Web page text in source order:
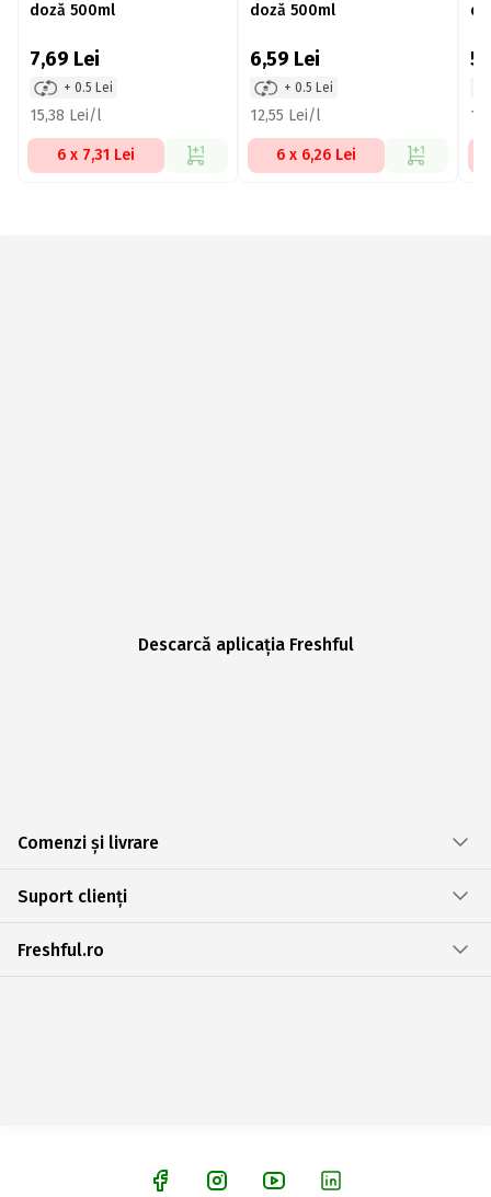
doză 500ml
7,69 Lei
+ 0.5 Lei
15,38 Lei/l
6 x 7,31 Lei
doză 500ml
6,59 Lei
+ 0.5 Lei
12,55 Lei/l
6 x 6,26 Lei
Descarcă aplicația Freshful
Comenzi și livrare
Suport clienți
Freshful.ro